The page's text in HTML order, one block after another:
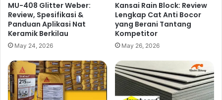
MU-408 Glitter Weber:
Review, Spesifikasi &
Panduan Aplikasi Nat
Keramik Berkilau
May 24, 2026
Kansai Rain Block: Review
Lengkap Cat Anti Bocor
yang Berani Tantang
Kompetitor
May 26, 2026